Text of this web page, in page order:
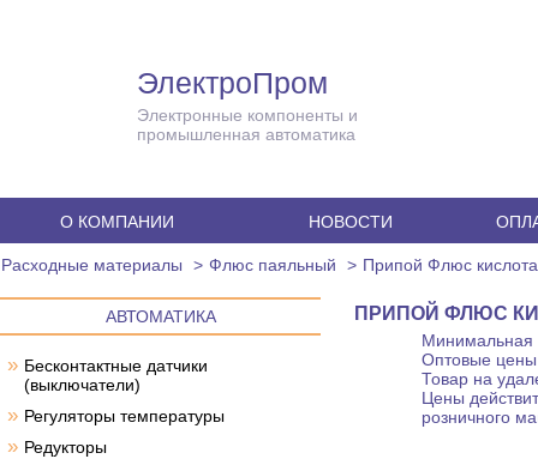
ЭлектроПром
Электронные компоненты и
промышленная автоматика
О КОМПАНИИ НОВОСТИ
Расходные материалы Флюс паяльный Припой Флюс
АВТОМАТИКА
» Бесконтактные датчики
(выключатели)
» Регуляторы температуры
» Редукторы
ПРИПОЙ ФЛЮС
Минимальная
Оптовые цены
Товар на
Цены
розничного